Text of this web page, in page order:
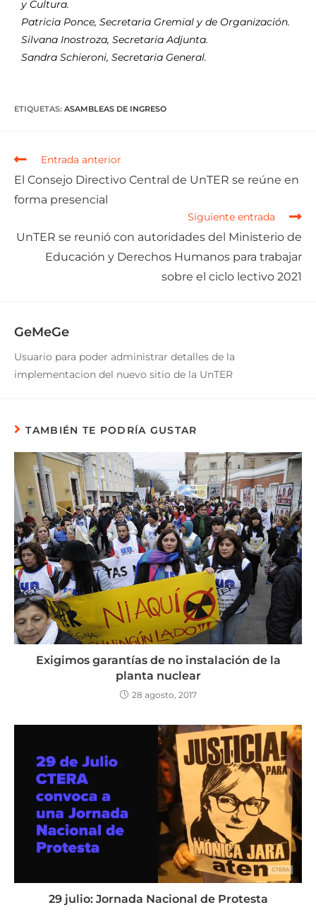
y Cultura.
Patricia Ponce, Secretaria Gremial y de Organización.
Silvana Inostroza, Secretaria Adjunta.
Sandra Schieroni, Secretaria General.
ETIQUETAS: ASAMBLEAS DE INGRESO
Entrada anterior
El Consejo Directivo Central de UnTER se reúne en
forma presencial
Siguiente entrada
UnTER se reunió con autoridades del Ministerio de
Educación y Derechos Humanos para trabajar
sobre el ciclo lectivo 2021
GeMeGe
Usuario para poder administrar detalles de la
implementacion del nuevo sitio de la UnTER
TAMBIÉN TE PODRÍA GUSTAR
Exigimos garantías de no instalación de la
planta nuclear
28 agosto, 2017
29 julio: Jornada Nacional de Protesta